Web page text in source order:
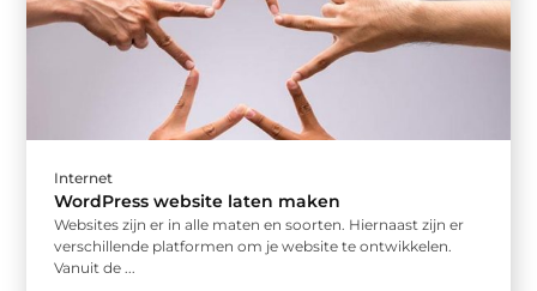
Internet
WordPress website laten maken
Websites zijn er in alle maten en soorten. Hiernaast zijn er
verschillende platformen om je website te ontwikkelen.
Vanuit de ...